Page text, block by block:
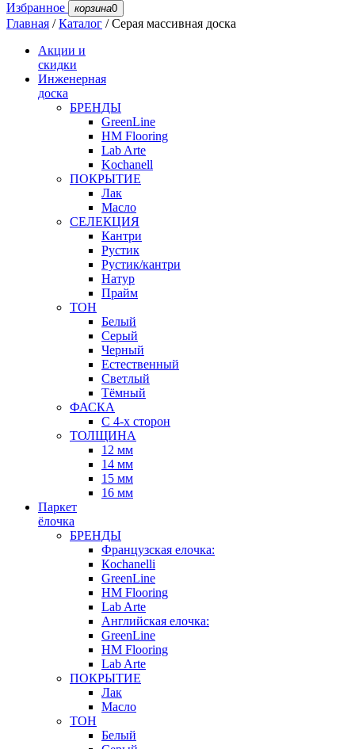
Избранное корзина0
Главная / Каталог / Серая массивная доска
Акции и
скидки
Инженерная
доска
БРЕНДЫ
GreenLine
HM Flooring
Lab Arte
Kochanell
ПОКРЫТИЕ
Лак
Масло
СЕЛЕКЦИЯ
Кантри
Рустик
Рустик/кантри
Натур
Прайм
ТОН
Белый
Серый
Черный
Естественный
Светлый
Тёмный
ФАСКА
С 4-х сторон
ТОЛЩИНА
12 мм
14 мм
15 мм
16 мм
Паркет
ёлочка
БРЕНДЫ
Французская елочка:
Кochanelli
GreenLine
HM Flooring
Lab Arte
Английская елочка:
GreenLine
HM Flooring
Lab Arte
ПОКРЫТИЕ
Лак
Масло
ТОН
Белый